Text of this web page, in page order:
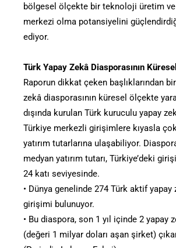
bölgesel ölçekte bir teknoloji üretim
merkezi olma potansiyelini
ediyor.
Türk Yapay Zekâ Diasporasının
Raporun dikkat çeken başlıklarından
zekâ diasporasının küresel ölçekte
dışında kurulan Türk kuruculu yapay
Türkiye merkezli girişimlere kıyasla
yatırım tutarlarına ulaşabiliyor.
medyan yatırım tutarı, Türkiye’deki
24 katı seviyesinde.
• Dünya genelinde 274 Türk aktif
girişimi bulunuyor.
• Bu diaspora, son 1 yıl içinde 2 yapay
(değeri 1 milyar doları aşan şirket)